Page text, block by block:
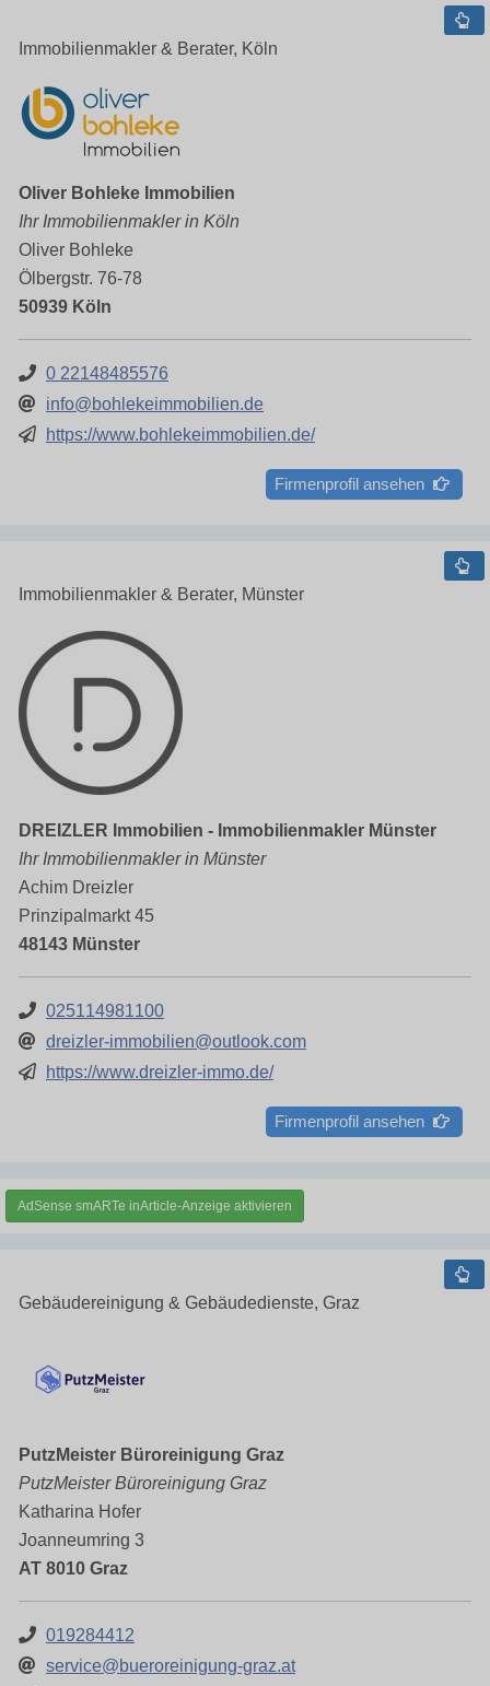
Immobilienmakler & Berater, Köln
Oliver Bohleke Immobilien
Ihr Immobilienmakler in Köln
Oliver Bohleke
Ölbergstr. 76-78
50939 Köln
0 22148485576
info@bohlekeimmobilien.de
https://www.bohlekeimmobilien.de/
Firmenprofil ansehen
Immobilienmakler & Berater, Münster
DREIZLER Immobilien - Immobilienmakler Münster
Ihr Immobilienmakler in Münster
Achim Dreizler
Prinzipalmarkt 45
48143 Münster
025114981100
dreizler-immobilien@outlook.com
https://www.dreizler-immo.de/
Firmenprofil ansehen
AdSense smARTe inArticle-Anzeige aktivieren
Gebäudereinigung & Gebäudedienste, Graz
PutzMeister Büroreinigung Graz
PutzMeister Büroreinigung Graz
Katharina Hofer
Joanneumring 3
AT 8010 Graz
019284412
service@bueroreinigung-graz.at